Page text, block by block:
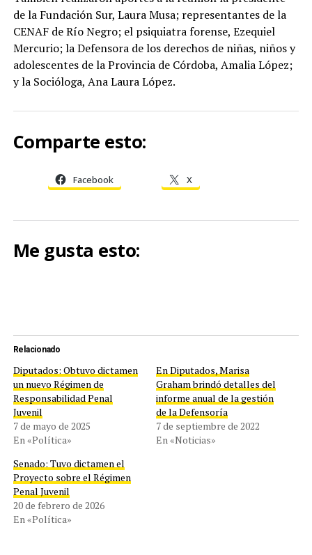
de la Fundación Sur, Laura Musa; representantes de la
CENAF de Río Negro; el psiquiatra forense, Ezequiel
Mercurio; la Defensora de los derechos de niñas, niños y
adolescentes de la Provincia de Córdoba, Amalia López;
y la Socióloga, Ana Laura López.
Comparte esto:
Facebook X
Me gusta esto:
Relacionado
Diputados: Obtuvo dictamen
un nuevo Régimen de
Responsabilidad Penal
Juvenil
7 de mayo de 2025
En «Política»
En Diputados, Marisa
Graham brindó detalles del
informe anual de la gestión
de la Defensoría
7 de septiembre de 2022
En «Noticias»
Senado: Tuvo dictamen el
Proyecto sobre el Régimen
Penal Juvenil
20 de febrero de 2026
En «Política»